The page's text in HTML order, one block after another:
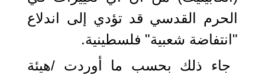
الحرم القدسي قد تؤدي إلى اندلاع
"انتفاضة شعبية" فلسطينية.
جاء ذلك بحسب ما أوردت /هيئة